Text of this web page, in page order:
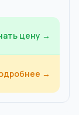
цену →
→